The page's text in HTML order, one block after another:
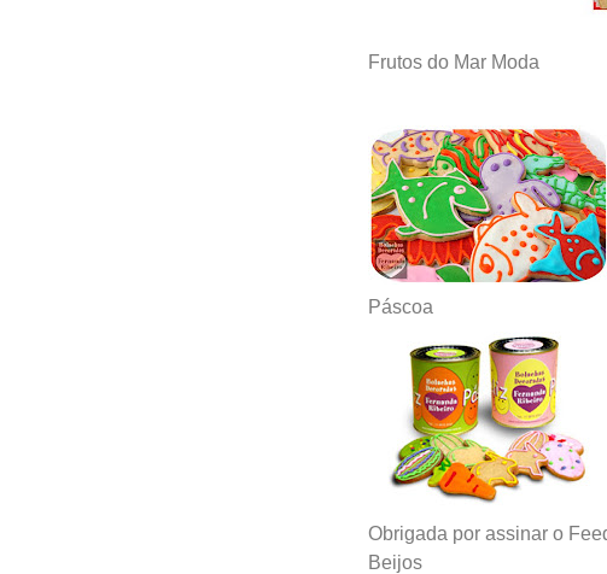
Frutos do Mar Moda
Páscoa
Obrigada por assinar o
Beijos